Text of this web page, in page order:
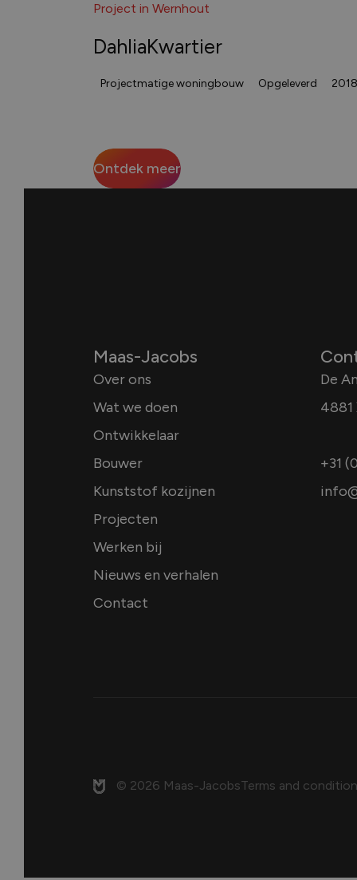
Project in Wernhout
DahliaKwartier
Projectmatige woningbouw Opgeleverd 2018
Ontdek meer
Maas-Jacobs
Over ons
Wat we doen
Ontwikkelaar
Bouwer
Kunststof kozijnen
Projecten
Werken bij
Nieuws en verhalen
Contact
De
+31
© 2026 Maas-JacobsTerms and